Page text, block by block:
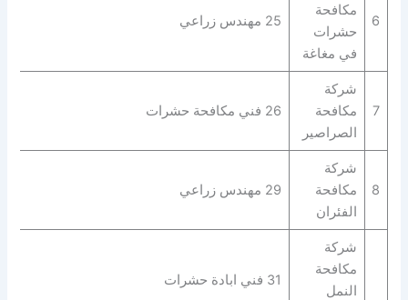
6
مكافحة
حشرات
في مغاغة
25 مهندس زراعي
7
شركة
مكافحة
الصراصير
26 فني مكافحة حشرات
8
شركة
مكافحة
الفئران
29 مهندس زراعي
شركة
مكافحة
النمل
31 فني ابادة حشرات